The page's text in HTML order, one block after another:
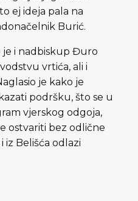
ej ideja pala na
Burić.
je i nadbiskup Đuro
vrtića, ali i
je kako je
podršku, što se u
vjerskog odgoja,
ostvariti bez odlične
iz Belišća odlazi